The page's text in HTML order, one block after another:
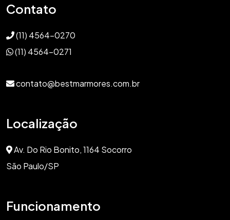
Contato
(11) 4564-0270
(11) 4564-0271
contato@bestmarmores.com.br
Localização
Av. Do Rio Bonito, 1164 Socorro
São Paulo/SP
Funcionamento